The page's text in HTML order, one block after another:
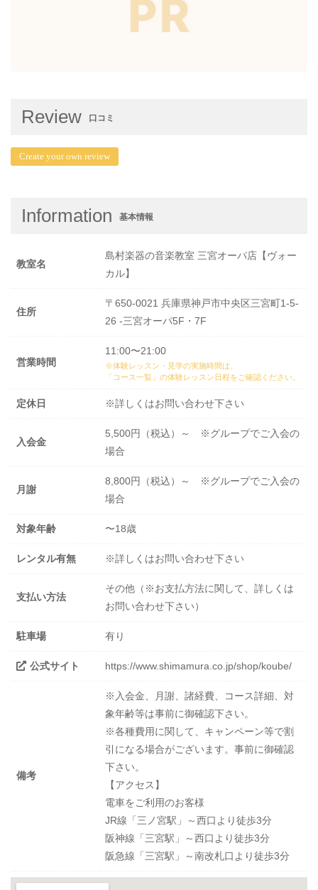
Review 口コミ
Create your own review
Information 基本情報
教室名
島村楽器の音楽教室 三宮オーパ店【ヴォー
カル】
住所
〒650-0021 兵庫県神戸市中央区三宮町1-5-
26 -三宮オーパ5F・7F
営業時間
11:00〜21:00
※体験レッスン・見学の実施時間は、
「コース一覧」の体験レッスン日程をご確認ください。
定休日 ※詳しくはお問い合わせ下さい
入会金
5,500円（税込）～ ※グループでご入会の
場合
月謝
8,800円（税込）～ ※グループでご入会の
場合
対象年齢 〜18歳
レンタル有無 ※詳しくはお問い合わせ下さい
支払い方法
その他（※お支払方法に関して、詳しくは
お問い合わせ下さい）
駐車場 有り
公式サイト https://www.shimamura.co.jp/shop/koube/
備考
※入会金、月謝、諸経費、コース詳細、対
象年齢等は事前に御確認下さい。
※各種費用に関して、キャンペーン等で割
引になる場合がございます。事前に御確認
下さい。
【アクセス】
電車をご利用のお客様
JR線「三ノ宮駅」～西口より徒歩3分
阪神線「三宮駅」～西口より徒歩3分
阪急線「三宮駅」～南改札口より徒歩3分